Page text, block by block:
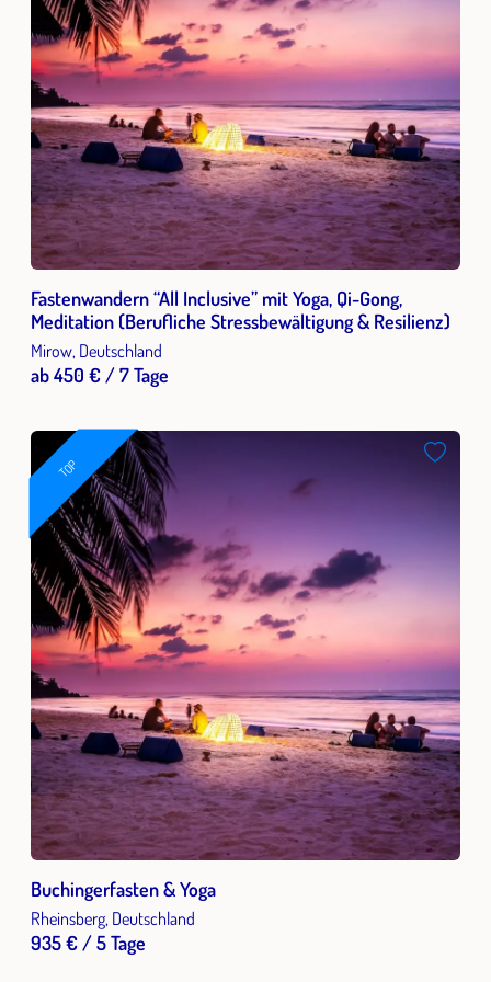
Fastenwandern “All Inclusive” mit Yoga, Qi-Gong,
Meditation (Berufliche Stressbewältigung & Resilienz)
Mirow, Deutschland
ab 450 € / 7 Tage
TOP
Buchingerfasten & Yoga
Rheinsberg, Deutschland
935 € / 5 Tage